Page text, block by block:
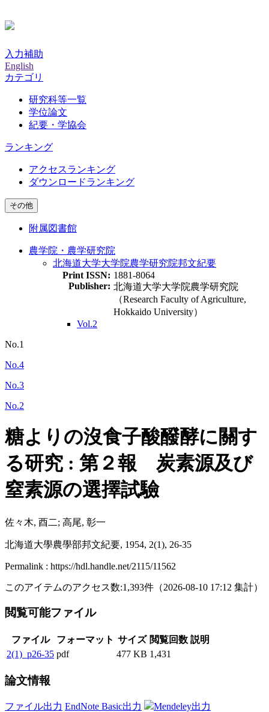
入力補助
English
カテゴリ
研究科等一覧
学位論文
紀要・学協会
ランキング
アクセスランキング
ダウンロードランキング
その他
附属図書館
農学院・農学研究院
北海道大学大学院農学研究院邦文紀要
Print ISSN: 1881-8064
Publisher: 北海道大学大学院農学研究院
（Research Faculty of Agriculture,
Hokkaido University）
Vol.2
No.1
No.4
No.3
No.2
糖よりの沒食子酸醱酵に關す
る研究 : 第２報 炭素源及び
窒素源の選擇試驗
佐々木, 酉二; 高尾, 彰一
北海道大學農學部邦文紀要, 1954, 2(1), 26-35
Permalink : https://hdl.handle.net/2115/11562
このアイテムのアクセス数:1,393件 （2026-08-10 17:12 集計）
閲覧可能ファイル
ファイル フォーマット サイズ 閲覧回数 説明
2(1)_p26-35 pdf 477 KB 1,431
論文情報
ファイル出力 EndNote Basic出力 Mendeley出力